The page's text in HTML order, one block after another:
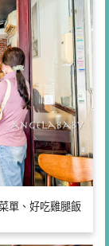
單、好吃雞腿飯